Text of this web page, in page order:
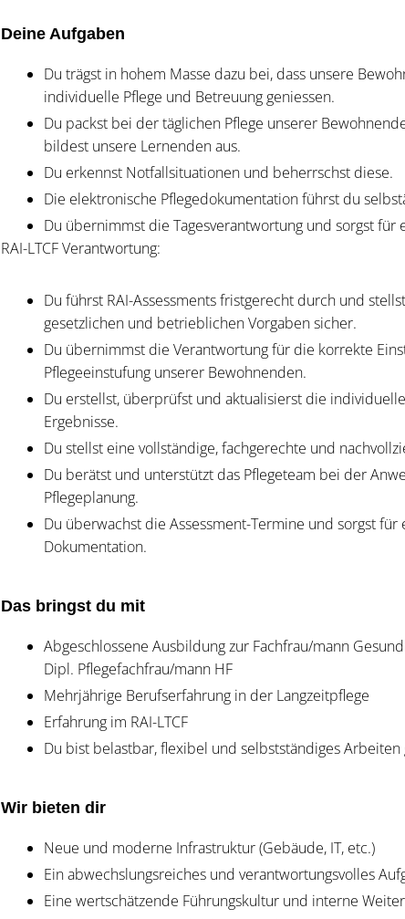
Deine Aufgaben
Du trägst in hohem Masse dazu bei, dass unsere
individuelle Pflege und Betreuung geniessen.
Du packst bei der täglichen Pflege unserer
bildest unsere Lernenden aus.
Du erkennst Notfallsituationen und beherrschst diese.
Die elektronische Pflegedokumentation führst du
Du übernimmst die Tagesverantwortung und sorgst für
RAI-LTCF Verantwortung:
Du führst RAI-Assessments fristgerecht durch und
gesetzlichen und betrieblichen Vorgaben sicher.
Du übernimmst die Verantwortung für die korrekte
Pflegeeinstufung unserer Bewohnenden.
Du erstellst, überprüfst und aktualisierst die
Ergebnisse.
Du stellst eine vollständige, fachgerechte und
Du berätst und unterstützt das Pflegeteam bei der
Pflegeplanung.
Du überwachst die Assessment-Termine und sorgst
Dokumentation.
Das bringst du mit
Abgeschlossene Ausbildung zur Fachfrau/mann
Dipl. Pflegefachfrau/mann HF
Mehrjährige Berufserfahrung in der Langzeitpflege
Erfahrung im RAI-LTCF
Du bist belastbar, flexibel und selbstständiges Arbeiten
Wir bieten dir
Neue und moderne Infrastruktur (Gebäude, IT, etc.)
Ein abwechslungsreiches und verantwortungsvolles
Eine wertschätzende Führungskultur und interne